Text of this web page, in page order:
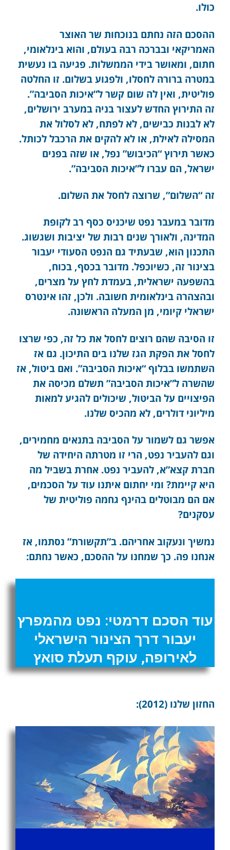
כולו.
ההסכם הזה נחתם בנוכחות שר האוצר
האמריקאי ובברכה רבה בעולם, והוא בינלאומי,
חתום, ומאושר בידי הממשלות. פגיעה בו נעשית
במטרה ברורה לחסלו, ולפגוע בשלום. זו החלטה
פוליטית, ואין לה שום קשר ל”איכות הסביבה”.
זה התירוץ החדש לעצור בניה במערב ירושלים,
לא לבנות כבישים, לא לפתח, לא לסלול את
המסילה לאילת, או לא להקים את הרכבל לכותל.
כאשר תירוץ “הכיבוש” נפל, או שזה בפנים
ישראל, הם עברו ל”איכות הסביבה”.
זה “השלום”, שרוצה לחסל את השלום.
מדובר במעבר נפט שיכניס כסף רב לקופת
המדינה, ולאורך שנים רבות של יציבות ושגשוג.
התכנון הוא, שבעתיד גם הנפט הסעודי יעבור
בצינור זה, כשיוכפל. מדובר בכסף, בכוח,
בהשפעה ישראלית, בעמדת לחץ על מצרים,
ובהצהרה בינלאומית חשובה. ולכן, זהו אינטרס
ישראלי קיומי, מן המעלה הראשונה.
זו הסיבה שהם רוצים לחסל את כל זה, כפי שרצו
לחסל את הפקת הגז שלנו בים התיכון. גם אז
השתמשו בבלוף “איכות הסביבה”. ואם ביטול, אז
שהשרה ל”איכות הסביבה” תשלם מכיסה את
הפיצויים על הביטול, שיכולים להגיע למאות
מיליוני דולרים, לא מהכיס שלנו.
אפשר גם לשמור על הסביבה בתנאים מחמירים,
וגם להעביר נפט, הרי זו מטרתה היחידה של
חברת קצא”א, להעביר נפט. אחרת בשביל מה
היא קיימת? ומי יחתום איתנו עוד על הסכמים,
אם הם מבוטלים בהינף גחמה פוליטית של
עסקנים?
נמשיך ונעקוב אחריהם. ב”תקשורת” נסתמו, אז
אנחנו פה. כך שמחנו על ההסכם, כאשר נחתם:
עוד הסכם דרמטי: נפט מהמפרץ
יעבור דרך הצינור הישראלי
לאירופה, עוקף תעלת סואץ
החזון שלנו (2012):